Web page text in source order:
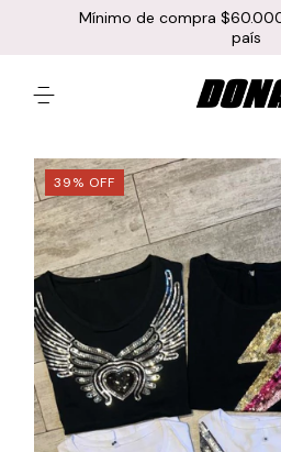
Mínimo de compra
país
39% OFF